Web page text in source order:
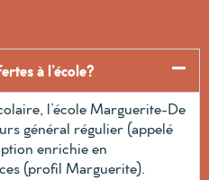
à l’école?
l’école Marguerite-De
général régulier (appelé
enrichie en
(profil Marguerite).